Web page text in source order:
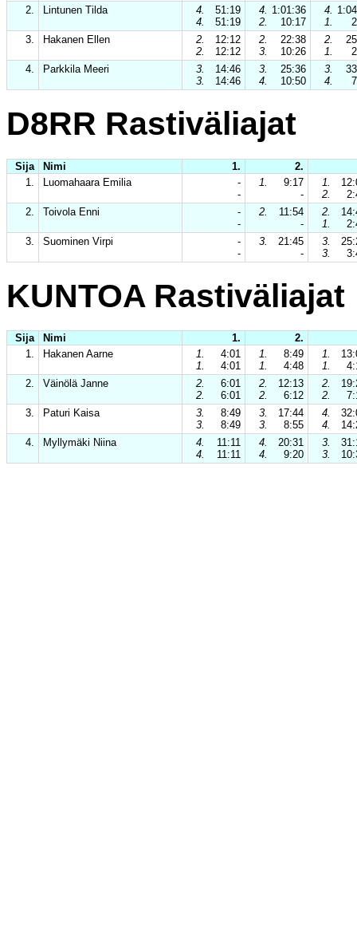
2.
Lintunen Tilda 4. 51:19 4. 1:01:36 4.
4.
51:19 2. 10:17 1.
3.
Hakanen Ellen 2. 12:12 2. 22:38 2.
2.
12:12 3. 10:26 1.
4.
Parkkila Meeri 3. 14:46 3. 25:36 3.
3.
14:46 4. 10:50 4.
D8RR Rastiväliajat
Sija Nimi 1.
2.
1.
Luomahaara Emilia - 1. 9:17 1.
-
- 2.
2.
Toivola Enni - 2. 11:54 2.
-
- 1.
3.
Suominen Virpi - 3. 21:45 3.
-
- 3.
KUNTOA Rastiväliajat
Sija Nimi 1.
2.
1.
Hakanen Aarne 1. 4:01 1. 8:49 1.
1.
4:01 1. 4:48 1.
2.
Väinölä Janne 2. 6:01 2. 12:13 2.
2.
6:01 2. 6:12 2.
3.
Paturi Kaisa 3. 8:49 3. 17:44 4.
3.
8:49 3. 8:55 4.
4.
Myllymäki Niina 4. 11:11 4. 20:31 3.
4.
11:11 4. 9:20 3.